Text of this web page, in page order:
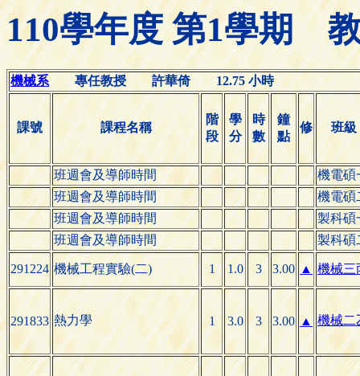
110學年度 第1學期
機械系專任教授 許華倚 12.75 小時
課號 課程名稱
階
段
學
分
時
數
鐘
點
修 班級
班週會及導師時間
機電碩
班週會及導師時間
機電碩
班週會及導師時間
製科碩
班週會及導師時間
製科碩
291224 機械工程實驗(二) 1 1.0 3 3.00 ▲ 機械三
291833 熱力學 1 3.0 3 3.00 ▲ 機械二